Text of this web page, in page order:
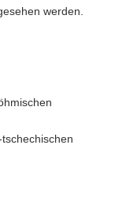
werden.